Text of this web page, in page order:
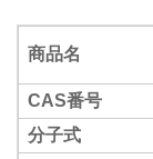
商品名
CAS番号
分子式